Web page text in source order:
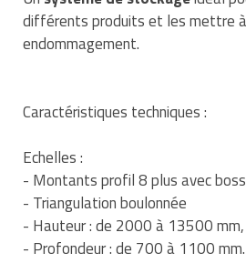
Ustensile cuisine professionnel
Vitrines pour magasin
Traitement de l'air
Traitement des eaux
Trancheuse professionnelle
Tubes et profilés
Tuyau flexible
Tapis de bureau
Traitement des surfaces
Traitement du linge
Vestiaires et casiers
Equipements de football
Equipements de karting
Equipements pour patinage
Equipements pour skateboard
Equipements pour stade et terrain
sportif
Pétrin professionnel
Plats et plateaux
Pompes à sauce
Portes commandes restaurant
Présentoir pour restaurant
différents produits et les mettre
endommagement.
Caractéristiques techniques :
Echelles :
- Montants profil 8 plus avec
- Triangulation boulonnée
- Hauteur : de 2000 à 13500 mm,
- Profondeur : de 700 à 1100 mm.